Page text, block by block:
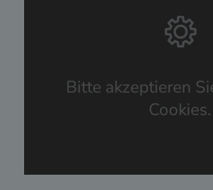
Bitte akzeptieren
Cookies.